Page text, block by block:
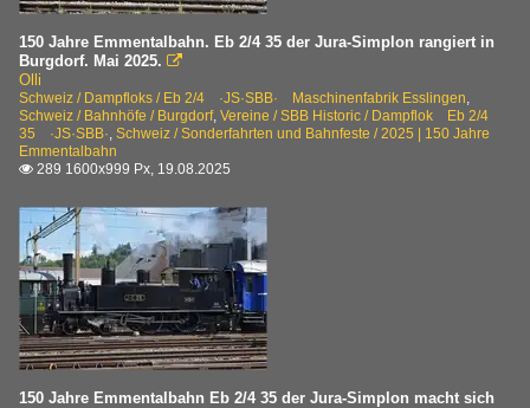
150 Jahre Emmentalbahn. Eb 2/4 35 der Jura-Simplon rangiert in
Burgdorf. Mai 2025. 
Olli
Schweiz / Dampfloks / Eb 2/4 ·JS·SBB· Maschinenfabrik Esslingen,
Schweiz / Bahnhöfe / Burgdorf, Vereine / SBB Historic / Dampflok Eb 2/4
35 ·JS·SBB·, Schweiz / Sonderfahrten und Bahnfeste / 2025 | 150 Jahre
Emmentalbahn
 289 1600x999 Px, 19.08.2025
150 Jahre Emmentalbahn Eb 2/4 35 der Jura-Simplon macht sich